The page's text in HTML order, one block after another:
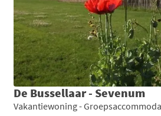
De Bussellaar - Sevenum
Vakantiewoning -